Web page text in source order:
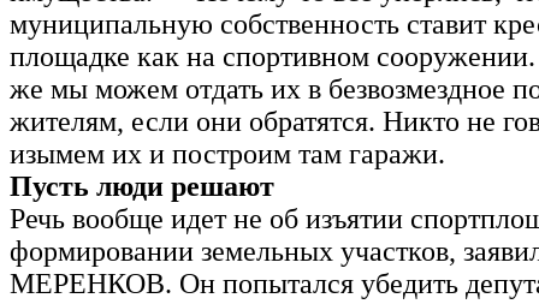
муниципальную собственность ставит
площадке как на спортивном
же мы можем отдать их в безвозмездное
жителям, если они обратятся. Никто не
изымем их и построим там гаражи.
Пусть люди решают
Речь вообще идет не об изъятии
формировании земельных участков,
МЕРЕНКОВ. Он попытался убедить